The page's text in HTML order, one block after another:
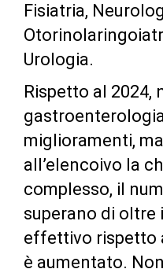
Fisiatria,
Urologia.
Rispetto al 2024,
miglioramenti,
all’elencoivo la
complesso, il
superano di oltre
effettivo rispetto
è aumentato.